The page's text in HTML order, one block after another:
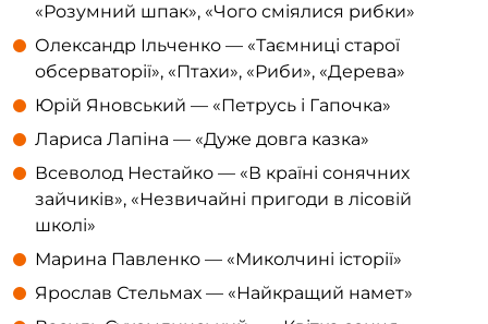
«Розумний шпак», «Чого сміялися рибки»
Олександр Ільченко — «Таємниці старої
обсерваторії», «Птахи», «Риби», «Дерева»
Юрій Яновський — «Петрусь і Гапочка»
Лариса Лапіна — «Дуже довга казка»
Всеволод Нестайко — «В країні сонячних
зайчиків», «Незвичайні пригоди в лісовій
школі»
Марина Павленко — «Миколчині історії»
Ярослав Стельмах — «Найкращий намет»